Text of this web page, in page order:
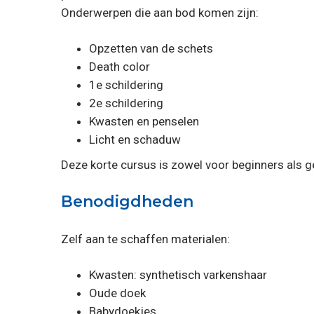
Onderwerpen die aan bod komen zijn:
Opzetten van de schets
Death color
1e schildering
2e schildering
Kwasten en penselen
Licht en schaduw
Deze korte cursus is zowel voor beginners als
Benodigdheden
Zelf aan te schaffen materialen:
Kwasten: synthetisch varkenshaar
Oude doek
Babydoekjes